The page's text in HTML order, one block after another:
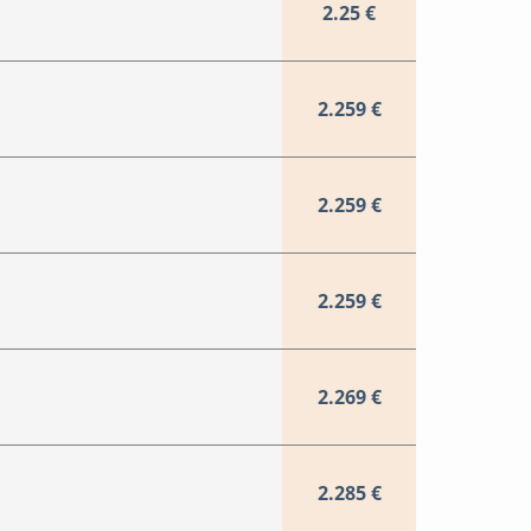
2.25 €
2.259 €
2.259 €
2.259 €
2.269 €
2.285 €